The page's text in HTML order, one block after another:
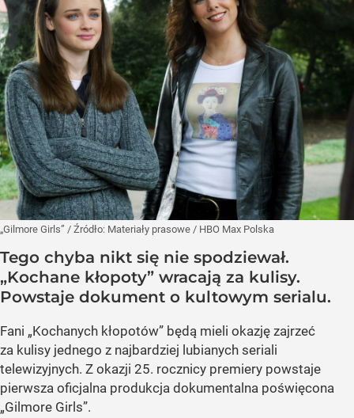
„Gilmore Girls” / Źródło: Materiały prasowe / HBO Max Polska
Tego chyba nikt się nie spodziewał.
„Kochane kłopoty” wracają za kulisy.
Powstaje dokument o kultowym serialu.
Fani „Kochanych kłopotów” będą mieli okazję zajrzeć
za kulisy jednego z najbardziej lubianych seriali
telewizyjnych. Z okazji 25. rocznicy premiery powstaje
pierwsza oficjalna produkcja dokumentalna poświęcona
„Gilmore Girls”.